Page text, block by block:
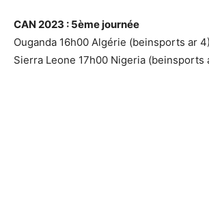
CAN 2023 : 5ème journée
Ouganda 16h00 Algérie (beinsports ar 4)
Sierra Leone 17h00 Nigeria (beinsports